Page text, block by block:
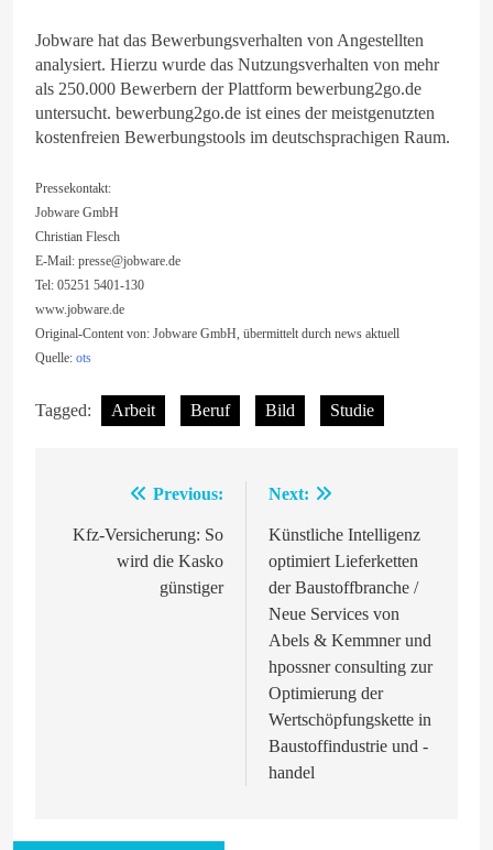
Jobware hat das Bewerbungsverhalten von Angestellten
analysiert. Hierzu wurde das Nutzungsverhalten von mehr
als 250.000 Bewerbern der Plattform bewerbung2go.de
untersucht. bewerbung2go.de ist eines der meistgenutzten
kostenfreien Bewerbungstools im deutschsprachigen Raum.
Pressekontakt:
Jobware GmbH
Christian Flesch
E-Mail: presse@jobware.de
Tel: 05251 5401-130
www.jobware.de
Original-Content von: Jobware GmbH, übermittelt durch news aktuell
Quelle: ots
Tagged: Arbeit Beruf Bild Studie
Beitragsnavigation
Previous:
Kfz-Versicherung: So
wird die Kasko
günstiger
Next:
Künstliche Intelligenz
optimiert Lieferketten
der Baustoffbranche /
Neue Services von
Abels & Kemmner und
hpossner consulting zur
Optimierung der
Wertschöpfungskette in
Baustoffindustrie und -
handel